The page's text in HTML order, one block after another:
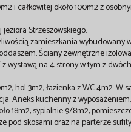
i całkowitej około 100m2 z
Strzeszowskiego.
zamieszkania wybudowany
Ściany zewnętrzne
wystawą na 4 strony w tym z
hol 3m2, łazienka z WC 4m2. W
Aneks kuchenny z
18m2, sypialnie 9/8m2,
pod skosami oraz na parterze